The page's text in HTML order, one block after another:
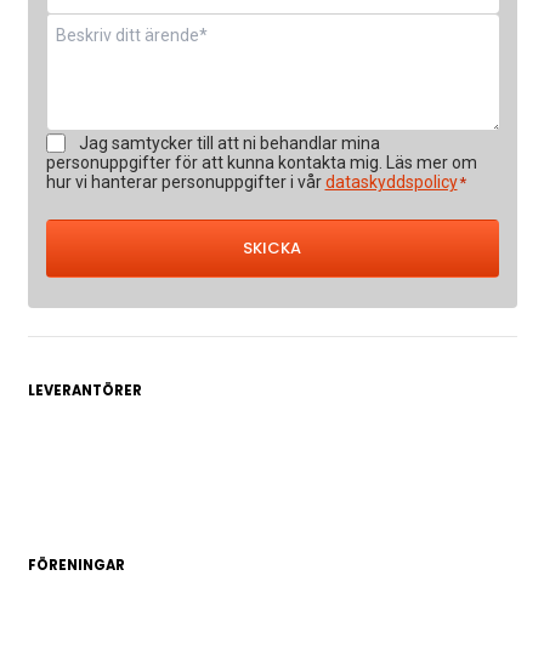
Meddelande
Samtycke
*
Jag samtycker till att ni behandlar mina
personuppgifter för att kunna kontakta mig. Läs mer om
hur vi hanterar personuppgifter i vårdataskyddspolicy*
LEVERANTÖRER
FÖRENINGAR